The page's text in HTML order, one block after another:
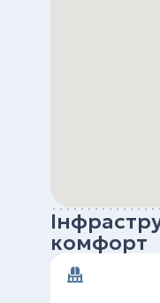
комфорт